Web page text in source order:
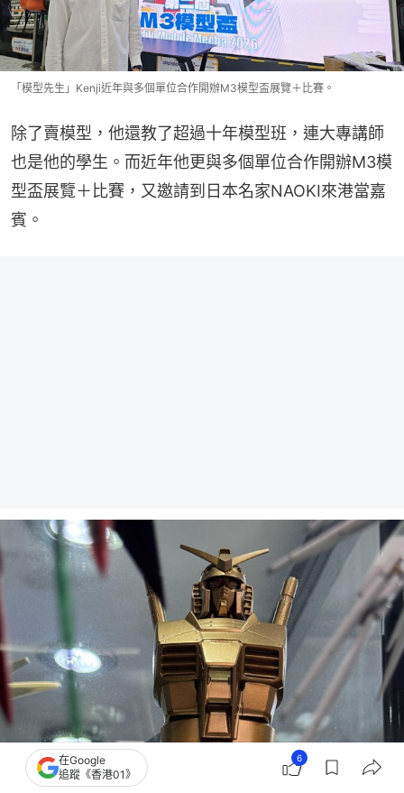
「模型先生」Kenji近年與多個單位合作開辦M3模型盃展覽＋比賽。
除了賣模型，他還教了超過十年模型班，連大專講師
也是他的學生。而近年他更與多個單位合作開辦M3模
型盃展覽＋比賽，又邀請到日本名家NAOKI來港當嘉
賓。
在Google
追蹤《香港01》
6